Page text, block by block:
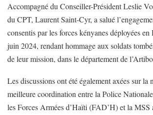
Accompagné du Conseiller-Président Leslie
du CPT, Laurent Saint-Cyr, a salué
consentis par les forces kényanes déployées
juin 2024, rendant hommage aux soldats
de leur mission, dans le département de
Les discussions ont été également axées sur la
meilleure coordination entre la Police
les Forces Armées d’Haïti (FAD’H) et la MSS